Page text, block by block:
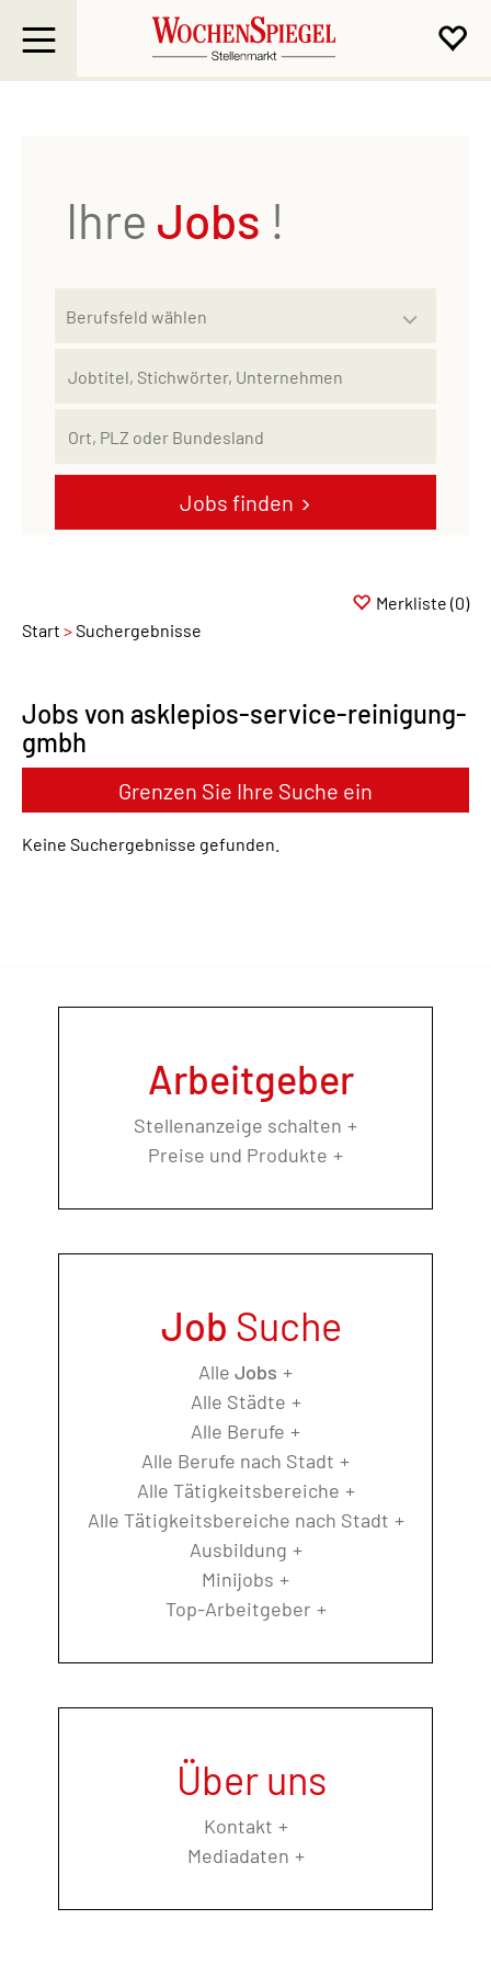
Ihre Jobs !
Jobs finden
Start Suchergebnisse
Merkliste (0)
Jobs von asklepios-service-reinigung-
gmbh
Grenzen Sie Ihre Suche ein
Keine Suchergebnisse gefunden.
Arbeitgeber
Stellenanzeige schalten
Preise und Produkte
Job Suche
Alle Jobs
Alle Städte
Alle Berufe
Alle Berufe nach Stadt
Alle Tätigkeitsbereiche
Alle Tätigkeitsbereiche nach Stadt
Ausbildung
Minijobs
Top-Arbeitgeber
Über uns
Kontakt
Mediadaten